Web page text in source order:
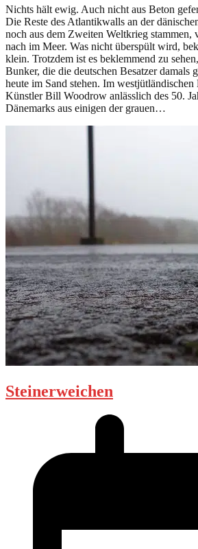
Nichts hält ewig. Auch nicht aus Beton
Die Reste des Atlantikwalls an der
noch aus dem Zweiten Weltkrieg stammen,
nach im Meer. Was nicht überspült wird,
klein. Trotzdem ist es beklemmend zu
Bunker, die die deutschen Besatzer damals
heute im Sand stehen. Im
Künstler Bill Woodrow anlässlich des 50.
Dänemarks aus einigen der grauen…
Steinerweichen